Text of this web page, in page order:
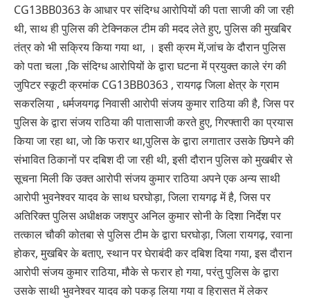
CG13BB0363 के आधार पर संदिग्ध आरोपियों की पता साजी की जा रही
थी, साथ ही पुलिस की टेक्निकल टीम की मदद लेते हुए, पुलिस की मुखबिर
तंत्र को भी सक्रिय किया गया था, । इसी क्रम में,जांच के दौरान पुलिस
को पता चला ,कि संदिग्ध आरोपियों के द्वारा घटना में प्रयुक्त काले रंग की
जुपिटर स्कूटी क्रमांक CG13BB0363 , रायगढ़ जिला क्षेत्र के ग्राम
सकरलिया , धर्मजयगढ़ निवासी आरोपी संजय कुमार राठिया की है, जिस पर
पुलिस के द्वारा संजय राठिया की पातासाजी करते हुए, गिरफ्तारी का प्रयास
किया जा रहा था, जो कि फरार था,पुलिस के द्वारा लगातार उसके छिपने की
संभावित ठिकानों पर दबिश दी जा रही थी, इसी दौरान पुलिस को मुखबीर से
सूचना मिली कि उक्त आरोपी संजय कुमार राठिया अपने एक अन्य साथी
आरोपी भुवनेश्वर यादव के साथ घरघोड़ा, जिला रायगढ़ में है, जिस पर
अतिरिक्त पुलिस अधीक्षक जशपुर अनिल कुमार सोनी के दिशा निर्देश पर
तत्काल चौकी कोतबा से पुलिस टीम के द्वारा घरघोड़ा, जिला रायगढ़, रवाना
होकर, मुखबिर के बताए, स्थान पर घेराबंदी कर दबिश दिया गया, इस दौरान
आरोपी संजय कुमार राठिया, मौके से फरार हो गया, परंतु पुलिस के द्वारा
उसके साथी भुवनेश्वर यादव को पकड़ लिया गया व हिरासत में लेकर